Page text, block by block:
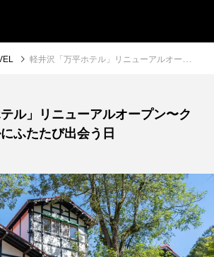
軽井沢「万平ホテル」リニューアルオープン〜クラシックホテルにふたたび出会う日
ル」リニューアルオープン〜ク
ふたたび出会う日